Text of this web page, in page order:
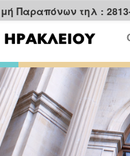
Παραπόνων τηλ :